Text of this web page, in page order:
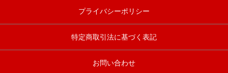
プライバシーポリシー
特定商取引法に基づく表記
お問い合わせ